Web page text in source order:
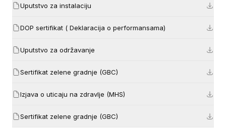
Uputstvo za instalaciju
DOP sertifikat ( Deklaracija o performansama)
Uputstvo za održavanje
Sertifikat zelene gradnje (GBC)
Izjava o uticaju na zdravlje (MHS)
Sertifikat zelene gradnje (GBC)